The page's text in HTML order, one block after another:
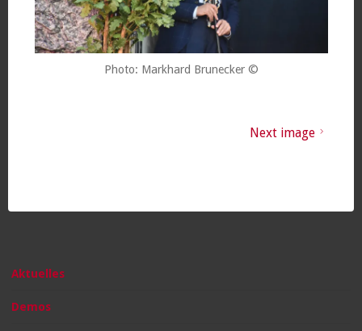
Photo: Markhard Brunecker ©
Next image
Aktuelles
Demos